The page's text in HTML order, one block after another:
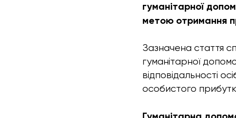
гуманітарної
метою отримання
Зазначена стаття
гуманітарної
відповідальності
особистого